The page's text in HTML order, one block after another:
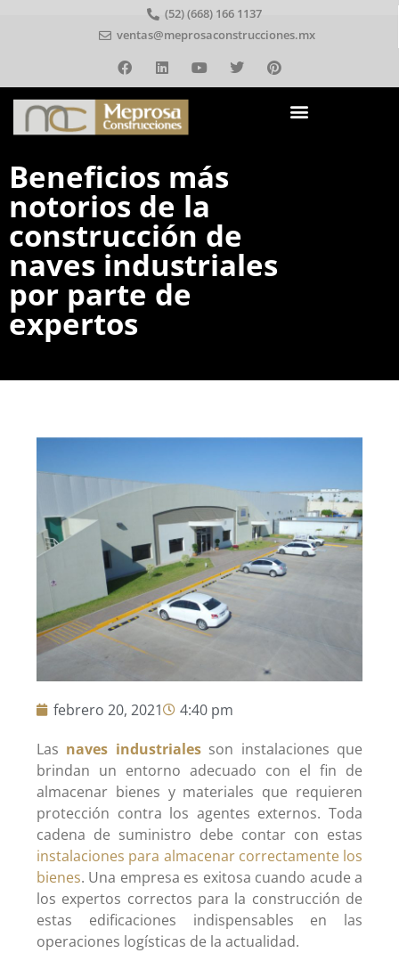
(52) (668) 166 1137
ventas@meprosaconstrucciones.mx
Beneficios más
notorios de la
construcción de
naves industriales
por parte de
expertos
febrero 20, 2021
4:40 pm
Las naves industrialesson instalaciones que
brindan un entorno adecuado con el fin de
almacenar bienes y materiales que requieren
protección contra los agentes externos. Toda
cadena de suministro debe contar con estas
instalaciones para almacenar correctamente los
bienes. Una empresa es exitosa cuando acude a
los expertos correctos para la construcción de
estas edificaciones indispensables en las
operaciones logísticas de la actualidad.